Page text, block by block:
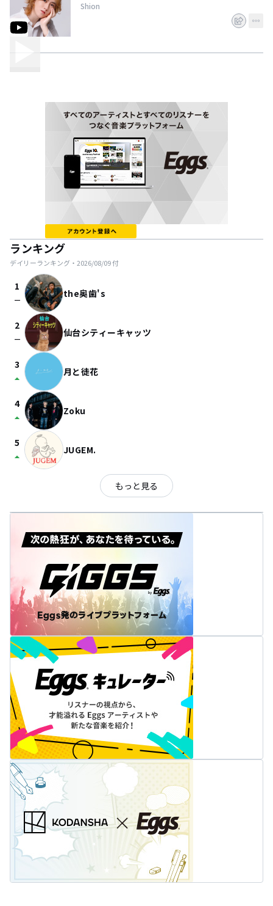
Shion
ランキング
デイリーランキング・ 2026/08/09付
1
check_indeterminate_small the奥歯's
2
check_indeterminate_small 仙台シティーキャッツ
3
arrow_drop_up 月と徒花
4
arrow_drop_up Zoku
5
arrow_drop_up JUGEM.
もっと見る